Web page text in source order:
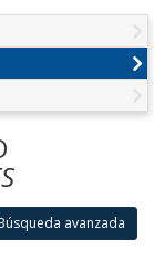
avanzada